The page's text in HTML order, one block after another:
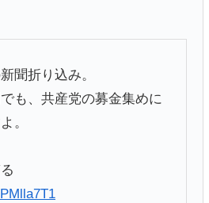
聞折り込み。
も、共産党の募金集めに
。